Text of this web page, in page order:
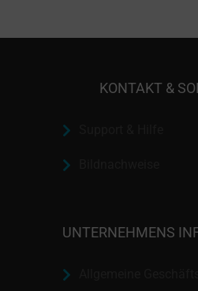
KONTAKT &
UNTERNEHMENS